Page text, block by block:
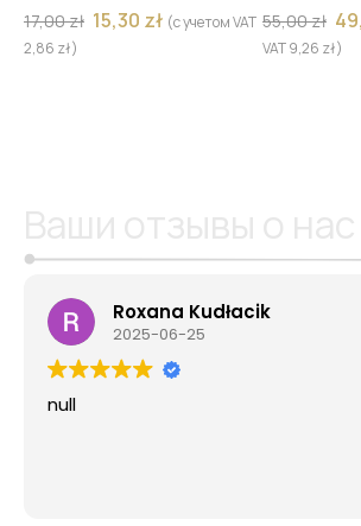
17,00zł 15,30 zł (с учетом VAT
2,86 zł)
55,00zł
VAT9,26 zł)
Roxana Kudłacik
2025-06-25
null